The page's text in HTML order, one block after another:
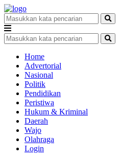
Home
Advertorial
Nasional
Politik
Pendidikan
Peristiwa
Hukum & Kriminal
Daerah
Wajo
Olahraga
Login